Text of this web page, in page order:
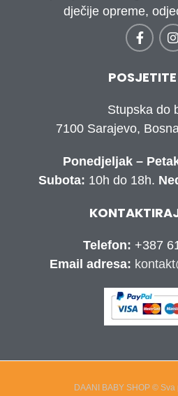
dječije opreme,
Stupska do
7100 Sarajevo,
Ponedjeljak –
Subota: 10h do 18h.
Telefon: +387
Email adresa:
DAANI BABY SHOP ©